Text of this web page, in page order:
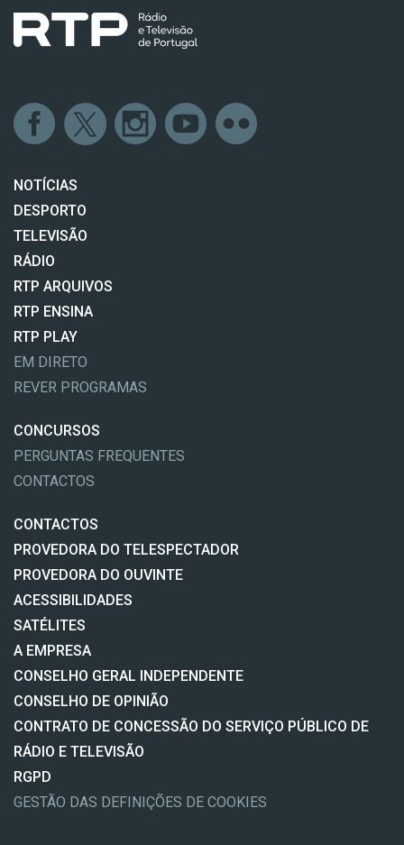
NOTÍCIAS
DESPORTO
TELEVISÃO
RÁDIO
RTP ARQUIVOS
RTP ENSINA
RTP PLAY
EM DIRETO
REVER PROGRAMAS
CONCURSOS
PERGUNTAS FREQUENTES
CONTACTOS
CONTACTOS
PROVEDORA DO TELESPECTADOR
PROVEDORA DO OUVINTE
ACESSIBILIDADES
SATÉLITES
A EMPRESA
CONSELHO GERAL INDEPENDENTE
CONSELHO DE OPINIÃO
CONTRATO DE CONCESSÃO DO SERVIÇO PÚBLICO DE
RÁDIO E TELEVISÃO
RGPD
GESTÃO DAS DEFINIÇÕES DE COOKIES